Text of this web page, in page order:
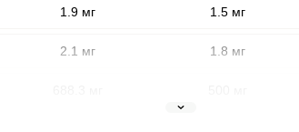
1.9 мг 1.5 мг
2.1 мг 1.8 мг